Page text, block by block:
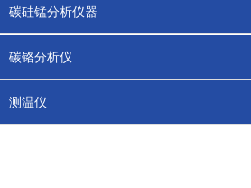
碳硅锰分析仪器
碳铬分析仪
测温仪